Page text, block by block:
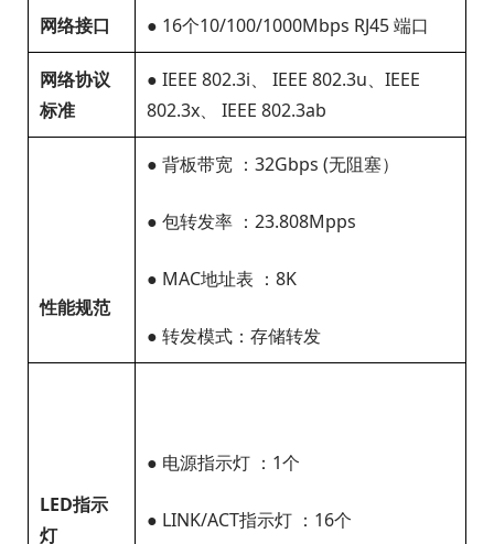
网络接口 ● 16个10/100/1000Mbps RJ45 端口
网络协议
标准
● IEEE 802.3i、 IEEE 802.3u、IEEE
802.3x、 IEEE 802.3ab
性能规范
● 背板带宽 ：32Gbps (无阻塞）
● 包转发率 ：23.808Mpps
● MAC地址表 ：8K
● 转发模式：存储转发
LED指示
灯
● 电源指示灯 ：1个
● LINK/ACT指示灯 ：16个